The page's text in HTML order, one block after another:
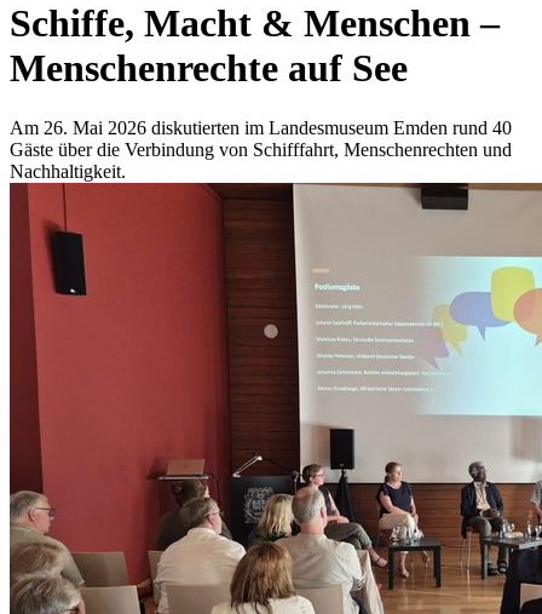
Schiffe, Macht & Menschen –
Menschenrechte auf See
Am 26. Mai 2026 diskutierten im Landesmuseum Emden rund 40
Gäste über die Verbindung von Schifffahrt, Menschenrechten und
Nachhaltigkeit.